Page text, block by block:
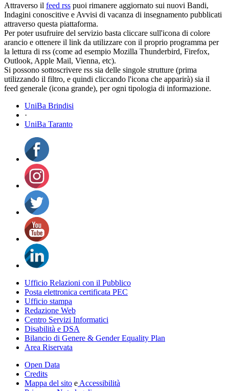
Attraverso il feed rss puoi rimanere aggiornato sui nuovi Bandi,
Indagini conoscitive e Avvisi di vacanza di insegnamento pubblicati
attraverso questa piattaforma.
Per poter usufruire del servizio basta cliccare sull'icona di colore
arancio e ottenere il link da utilizzare con il proprio programma per
la lettura di rss (come ad esempio Mozilla Thunderbird, Firefox,
Outlook, Apple Mail, Vienna, etc).
Si possono sottoscrivere rss sia delle singole strutture (prima
utilizzando il filtro, e quindi cliccando l'icona che apparirà) sia il
feed generale (icona grande), per ogni tipologia di informazione.
UniBa Brindisi
·
UniBa Taranto
Ufficio Relazioni con il Pubblico
Posta elettronica certificata PEC
Ufficio stampa
Redazione Web
Centro Servizi Informatici
Disabilità e DSA
Bilancio di Genere & Gender Equality Plan
Area Riservata
Open Data
Credits
Mappa del sito e Accessibilità